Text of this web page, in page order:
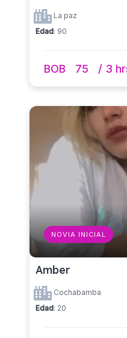
La paz
Edad: 90
BOB 75 / 3
NOVIA INICIAL
Amber
Cochabamba
Edad: 20